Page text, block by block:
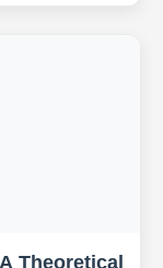
Theoretical